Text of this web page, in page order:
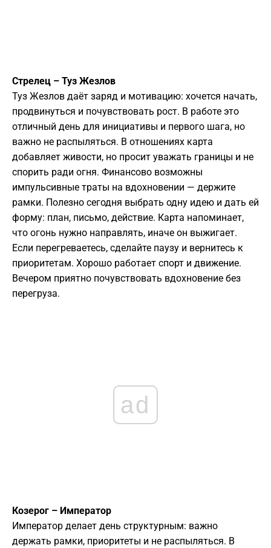
Стрелец – Туз Жезлов
Туз Жезлов даёт заряд и мотивацию: хочется начать,
продвинуться и почувствовать рост. В работе это
отличный день для инициативы и первого шага, но
важно не распыляться. В отношениях карта
добавляет живости, но просит уважать границы и не
спорить ради огня. Финансово возможны
импульсивные траты на вдохновении — держите
рамки. Полезно сегодня выбрать одну идею и дать ей
форму: план, письмо, действие. Карта напоминает,
что огонь нужно направлять, иначе он выжигает.
Если перегреваетесь, сделайте паузу и вернитесь к
приоритетам. Хорошо работает спорт и движение.
Вечером приятно почувствовать вдохновение без
перегруза.
ad
Козерог – Император
Император делает день структурным: важно
держать рамки, приоритеты и не распыляться. В